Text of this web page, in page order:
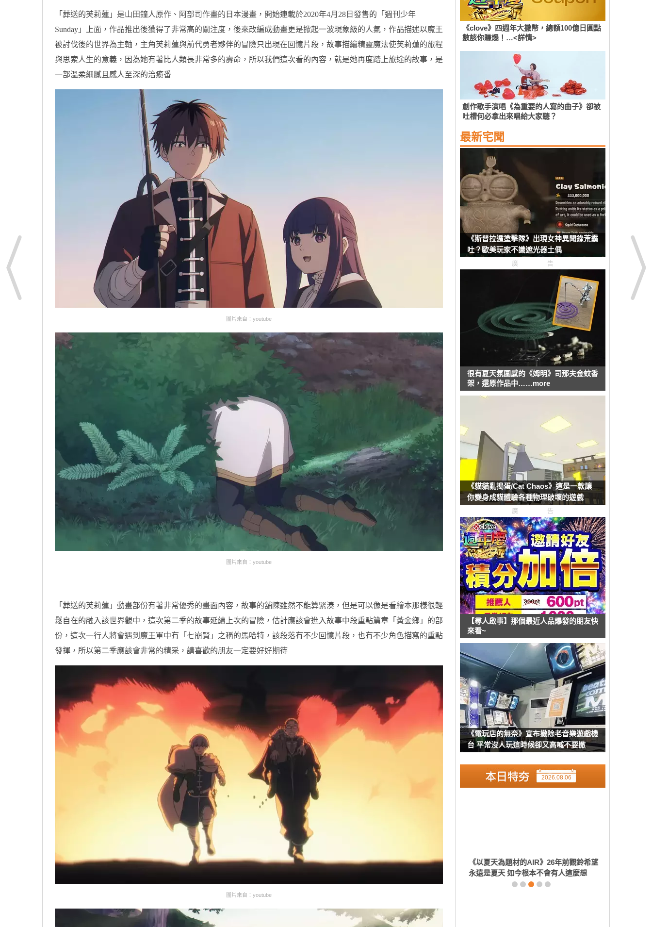
「葬送的芙莉蓮」是山田鐘人原作、阿部司作畫的日本漫畫，開始連載於2020年4月28日發售的「週刊少年
Sunday」上面，作品推出後獲得了非常高的關注度，後來改編成動畫更是掀起一波現象級的人氣，作品描述以魔王
被討伐後的世界為主軸，主角芙莉蓮與前代勇者夥伴的冒險只出現在回憶片段，故事描繪精靈魔法使芙莉蓮的旅程
與思索人生的意義，因為她有著比人類長非常多的壽命，所以我們這次看的內容，就是她再度踏上旅途的故事，是
一部溫柔細膩且感人至深的治癒番
圖片來自：youtube
圖片來自：youtube
「葬送的芙莉蓮」動畫部份有著非常優秀的畫面內容，故事的舖陳雖然不能算緊湊，但是可以像是看繪本那樣很輕
鬆自在的融入該世界觀中，這次第二季的故事延續上次的冒險，估計應該會進入故事中段重點篇章「黃金鄉」的部
份，這次一行人將會遇到魔王軍中有「七崩賢」之稱的馬哈特，該段落有不少回憶片段，也有不少角色描寫的重點
發揮，所以第二季應該會非常的精采，請喜歡的朋友一定要好好期待
圖片來自：youtube
《clove》四週年大撒幣，總額100億日圓點
數該你賺爆！…<詳情>
創作歌手演唱《為重要的人寫的曲子》卻被
吐槽何必拿出來唱給大家聽？
最新宅聞
《斯普拉遁塗擊隊》出現女神異聞錄荒霸
吐？歐美玩家不識遮光器土偶
廣告
很有夏天氛圍感的《姆明》司那夫金蚊香
架，還原作品中……more
《貓貓亂搗蛋/Cat Chaos》這是一款讓
你變身成貓體驗各種物理破壞的遊戲
廣告
【尋人啟事】那個最近人品爆發的朋友快
來看~
《電玩店的無奈》宣布撤除老音樂遊戲機
台 平常沒人玩這時候卻又高喊不要撤
2026.08.06